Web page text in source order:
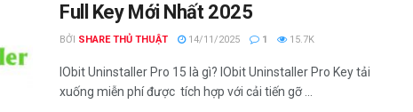
Full Key Mới Nhất 2025
BỞI SHARE THỦ THUẬT 14/11/2025 1 15.7K
IObit Uninstaller Pro 15 là gì? IObit Uninstaller Pro Key tải
xuống miễn phí được tích hợp với cải tiến gỡ ...